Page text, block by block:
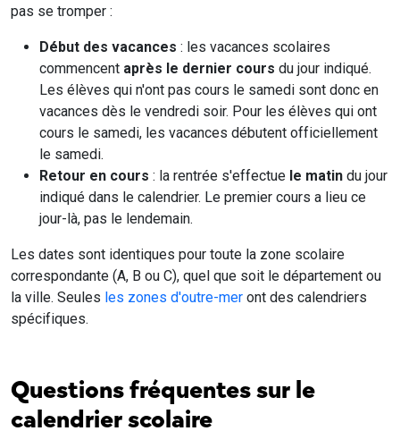
pas se tromper :
Début des vacances : les vacances scolaires
commencent après le dernier cours du jour indiqué.
Les élèves qui n'ont pas cours le samedi sont donc en
vacances dès le vendredi soir. Pour les élèves qui ont
cours le samedi, les vacances débutent officiellement
le samedi.
Retour en cours : la rentrée s'effectue le matin du jour
indiqué dans le calendrier. Le premier cours a lieu ce
jour-là, pas le lendemain.
Les dates sont identiques pour toute la zone scolaire
correspondante (A, B ou C), quel que soit le département ou
la ville. Seules les zones d'outre-mer ont des calendriers
spécifiques.
Questions fréquentes sur le
calendrier scolaire